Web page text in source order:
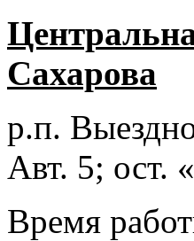
Сахарова
р.п.
Авт. 5; ост.
Время